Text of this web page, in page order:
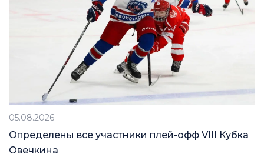
05.08.2026
Определены все участники плей-офф VIII Кубка
Овечкина